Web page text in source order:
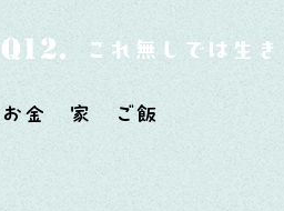
Q12. これ無しでは生
お金 家 ご飯